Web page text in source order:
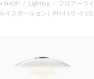
SHOP / Lighting / フロアーラ
イスポールセン）PH 4 1/2 - 3 1/